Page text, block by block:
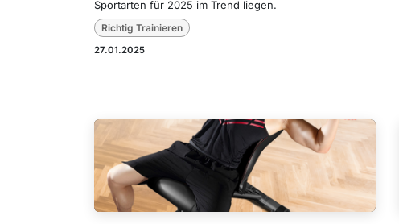
Sportarten für 2025 im Trend liegen.
Richtig Trainieren
27.01.2025